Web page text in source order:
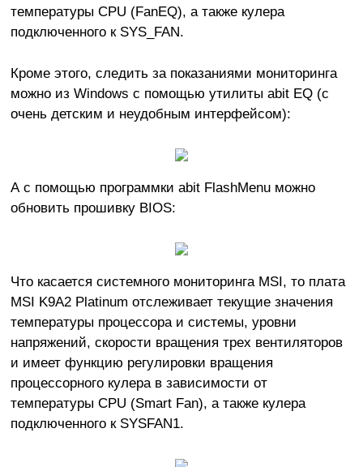
температуры CPU (FanEQ), а также кулера
подключенного к SYS_FAN.
Кроме этого, следить за показаниями мониторинга
можно из Windows с помощью утилиты abit EQ (с
очень детским и неудобным интерфейсом):
А с помощью программки abit FlashMenu можно
обновить прошивку BIOS:
Что касается системного мониторинга MSI, то плата
MSI K9A2 Platinum отслеживает текущие значения
температуры процессора и системы, уровни
напряжений, скорости вращения трех вентиляторов
и имеет функцию регулировки вращения
процессорного кулера в зависимости от
температуры CPU (Smart Fan), а также кулера
подключенного к SYSFAN1.